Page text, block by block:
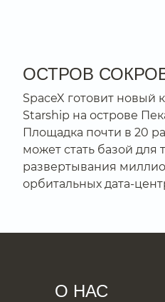
ОСТРОВ
SpaceX готовит новый
Starship на острове
Площадка почти в 20
может стать базой для
развертывания
орбитальных дата-
О НАС